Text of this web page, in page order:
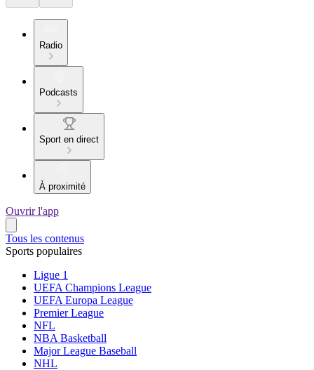
Radio
Podcasts
Sport en direct
À proximité
Ouvrir l'app
Tous les contenus
Sports populaires
Ligue 1
UEFA Champions League
UEFA Europa League
Premier League
NFL
NBA Basketball
Major League Baseball
NHL